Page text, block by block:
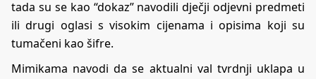
tada su se kao “dokaz” navodili dječji odjevni predmeti
ili drugi oglasi s visokim cijenama i opisima koji su
tumačeni kao šifre.
Mimikama navodi da se aktualni val tvrdnji uklapa u